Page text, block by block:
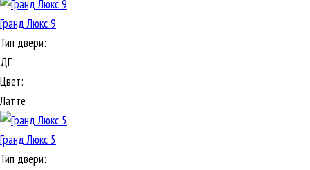
Гранд Люкс 9
Тип двери:
ДГ
Цвет:
Латте
Гранд Люкс 5
Тип двери: